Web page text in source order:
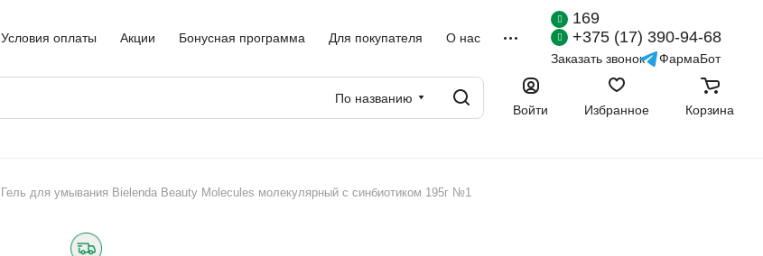
Условия оплаты Акции Бонусная программа Для покупателя О нас
169
+375 (17) 390-94-68
Заказать звонок ФармаБот
По названию
Войти
Избранное Корзина
Гель для умывания Bielenda Beauty Molecules молекулярный с синбиотиком 195г №1